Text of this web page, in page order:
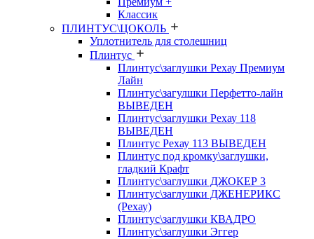
Классик
ПЛИНТУС\ЦОКОЛЬ
Уплотнитель для столешниц
Плинтус
Плинтус\заглушки Рехау Премиум
Лайн
Плинтус\загулшки Перфетто-лайн
ВЫВЕДЕН
Плинтус\заглушки Рехау 118
ВЫВЕДЕН
Плинтус Рехау 113 ВЫВЕДЕН
Плинтус под кромку\заглушки,
гладкий Крафт
Плинтус\заглушки ДЖОКЕР 3
Плинтус\заглушки ДЖЕНЕРИКС
(Рехау)
Плинтус\заглушки КВАДРО
Плинтус\заглушки Эггер